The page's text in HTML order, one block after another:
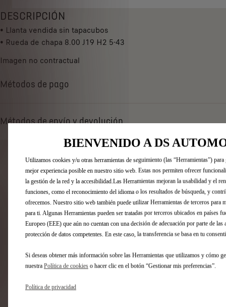
,
0
9
I
V
A
u
n
y
u
p
a
e
o
DESCRIPCIÓN
• Llanta vendida sin tapacubos
• Rueda de chapa 8.00 J19 H2 5-43
Imagen no contractual
Métodos de pago
Métodos de envío y devolución
PRODUCTOS RELACIONADOS
Te pueden interesar estos productos relacionados
BIENVENIDO A DS
Utilizamos cookies y/u otras herramientas de seguimiento (las “Herramientas”)
mejor experiencia posible en nuestro sitio web. Estas nos permiten ofrecer
la gestión de la red y la accesibilidad.Las Herramientas mejoran la usabilidad y el
funciones, como el reconocimiento del idioma o los resultados de búsqueda, y
ofrecemos. Nuestro sitio web también puede utilizar Herramientas de terceros para
para ti. Algunas Herramientas pueden ser tratadas por terceros ubicados en países
Europeo (EEE) que aún no cuentan con una decisión de adecuación por parte de las
protección de datos competentes. En este caso, la transferencia se basa en tu
Si deseas obtener más información sobre las Herramientas que utilizamos y cómo
nuestra Política de cookies o hacer clic en el botón “Gestionar mis preferencias”.
Política de privacidad